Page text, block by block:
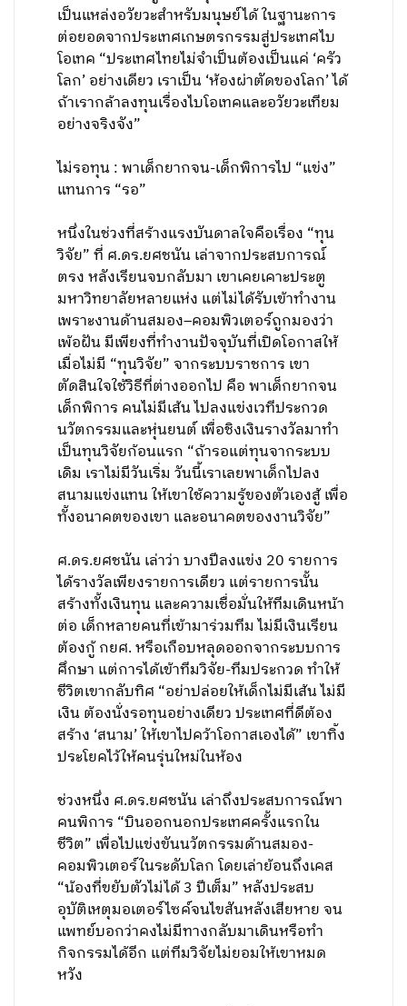
เป็นแหล่งอวัยวะสำหรับมนุษย์ได้ ในฐานะการ
ต่อยอดจากประเทศเกษตรกรรมสู่ประเทศไบ
โอเทค “ประเทศไทยไม่จำเป็นต้องเป็นแค่ ‘ครัว
โลก’ อย่างเดียว เราเป็น ‘ห้องผ่าตัดของโลก’ ได้
ถ้าเรากล้าลงทุนเรื่องไบโอเทคและอวัยวะเทียม
อย่างจริงจัง”
ไม่รอทุน : พาเด็กยากจน-เด็กพิการไป “แข่ง”
แทนการ “รอ”
หนึ่งในช่วงที่สร้างแรงบันดาลใจคือเรื่อง “ทุน
วิจัย” ที่ ศ.ดร.ยศชนัน เล่าจากประสบการณ์
ตรง หลังเรียนจบกลับมา เขาเคยเคาะประตู
มหาวิทยาลัยหลายแห่ง แต่ไม่ได้รับเข้าทำงาน
เพราะงานด้านสมอง–คอมพิวเตอร์ถูกมองว่า
เพ้อฝัน มีเพียงที่ทำงานปัจจุบันที่เปิดโอกาสให้
เมื่อไม่มี “ทุนวิจัย” จากระบบราชการ เขา
ตัดสินใจใช้วิธีที่ต่างออกไป คือ พาเด็กยากจน
เด็กพิการ คนไม่มีเส้น ไปลงแข่งเวทีประกวด
นวัตกรรมและหุ่นยนต์ เพื่อชิงเงินรางวัลมาทำ
เป็นทุนวิจัยก้อนแรก “ถ้ารอแต่ทุนจากระบบ
เดิม เราไม่มีวันเริ่ม วันนี้เราเลยพาเด็กไปลง
สนามแข่งแทน ให้เขาใช้ความรู้ของตัวเองสู้ เพื่อ
ทั้งอนาคตของเขา และอนาคตของงานวิจัย”
ศ.ดร.ยศชนัน เล่าว่า บางปีลงแข่ง 20 รายการ
ได้รางวัลเพียงรายการเดียว แต่รายการนั้น
สร้างทั้งเงินทุน และความเชื่อมั่นให้ทีมเดินหน้า
ต่อ เด็กหลายคนที่เข้ามาร่วมทีม ไม่มีเงินเรียน
ต้องกู้ กยศ. หรือเกือบหลุดออกจากระบบการ
ศึกษา แต่การได้เข้าทีมวิจัย-ทีมประกวด ทำให้
ชีวิตเขากลับทิศ “อย่าปล่อยให้เด็กไม่มีเส้น ไม่มี
เงิน ต้องนั่งรอทุนอย่างเดียว ประเทศที่ดีต้อง
สร้าง ‘สนาม’ ให้เขาไปคว้าโอกาสเองได้” เขาทิ้ง
ประโยคไว้ให้คนรุ่นใหม่ในห้อง
ช่วงหนึ่ง ศ.ดร.ยศชนัน เล่าถึงประสบการณ์พา
คนพิการ “บินออกนอกประเทศครั้งแรกใน
ชีวิต” เพื่อไปแข่งขันนวัตกรรมด้านสมอง-
คอมพิวเตอร์ในระดับโลก โดยเล่าย้อนถึงเคส
“น้องที่ขยับตัวไม่ได้ 3 ปีเต็ม” หลังประสบ
อุบัติเหตุมอเตอร์ไซค์จนไขสันหลังเสียหาย จน
แพทย์บอกว่าคงไม่มีทางกลับมาเดินหรือทำ
กิจกรรมได้อีก แต่ทีมวิจัยไม่ยอมให้เขาหมด
หวัง